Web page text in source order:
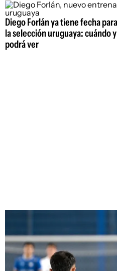
Diego Forlán ya tiene fecha
la selección uruguaya: cuándo
podrá ver